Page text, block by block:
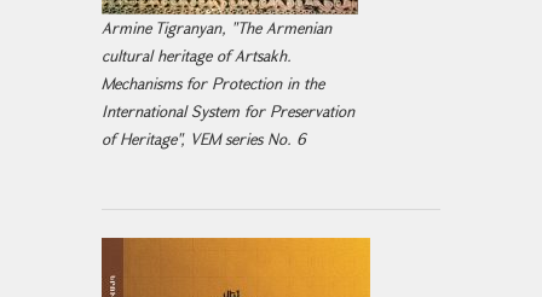
Armine Tigranyan, "The Armenian
cultural heritage of Artsakh.
Mechanisms for Protection in the
International System for Preservation
of Heritage", VEM series No. 6